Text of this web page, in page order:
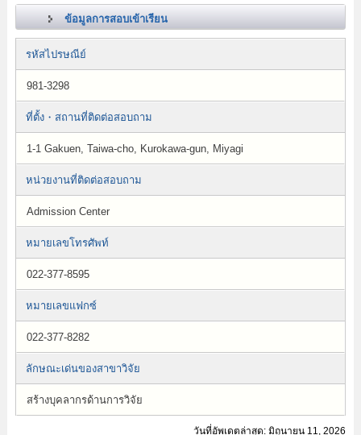
ข้อมูลการสอบเข้าเรียน
รหัสไปรษณีย์
981-3298
ที่ตั้ง・สถานที่ติดต่อสอบถาม
1-1 Gakuen, Taiwa-cho, Kurokawa-gun, Miyagi
หน่วยงานที่ติดต่อสอบถาม
Admission Center
หมายเลขโทรศัพท์
022-377-8595
หมายเลขแฟกซ์
022-377-8282
ลักษณะเด่นของสาขาวิจัย
สร้างบุคลากรด้านการวิจัย
วันที่อัพเดตล่าสุด: มิถุนายน 11, 2026